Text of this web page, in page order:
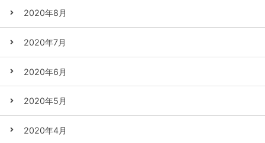
2020年8月
2020年7月
2020年6月
2020年5月
2020年4月